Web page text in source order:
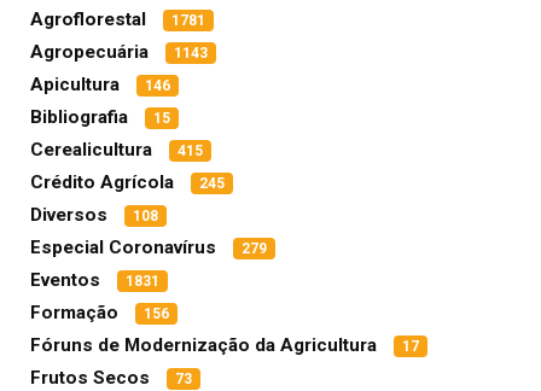
Agroflorestal 1781
Agropecuária 1143
Apicultura 146
Bibliografia 15
Cerealicultura 415
Crédito Agrícola 245
Diversos 108
Especial Coronavírus 279
Eventos 1831
Formação 156
Fóruns de Modernização da Agricultura 17
Frutos Secos 73